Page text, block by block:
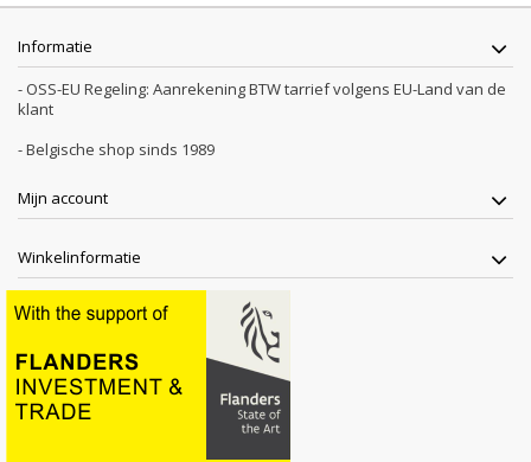
Informatie
- OSS-EU Regeling: Aanrekening BTW tarrief volgens EU-Land van de
klant
- Belgische shop sinds 1989
Mijn account
Winkelinformatie